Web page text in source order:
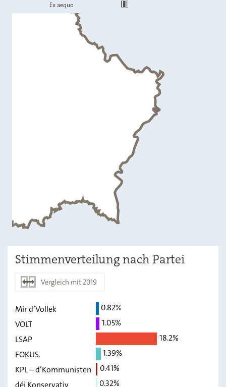
Ex aequo
Stimmenverteilung nach Partei
Vergleich mit 2019
2019
-
-
LSAP 18,2
Mir d’Vollek
VOLT
LSAP
FOKUS.
KPL – d’Kommunisten
déi Konservativ
0.82%
1.05%
18.2%
1.39%
0.41%
0.32%